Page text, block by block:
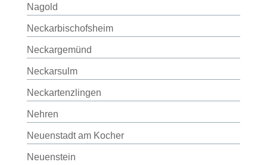
Nagold
Neckarbischofsheim
Neckargemünd
Neckarsulm
Neckartenzlingen
Nehren
Neuenstadt am Kocher
Neuenstein